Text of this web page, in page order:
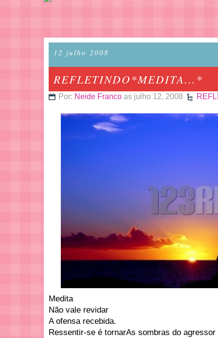
12 julho 2008
REFLETINDO*MEDITA...*
Por: Neide Franco as julho 12, 2008
Medita
Não vale revidar
A ofensa recebida.
Ressentir-se é tornarAs sombras do agressor